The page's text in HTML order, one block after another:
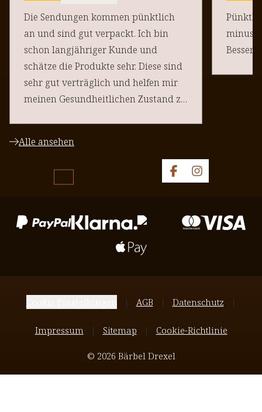
Die Sendungen kommen pünktlich
an und sind gut verpackt. Ich bin
schon langjähriger Kunde und
schätze die Produkte sehr. Diese sind
sehr gut verträglich und helfen mir
meinen Gesundheitlichen Zustand zu
Pünktlich
minus
Alle ansehen
AGB Datenschutz
Impressum Sitemap Cookie-Richtlinie
© 2026 Bärbel Drexel